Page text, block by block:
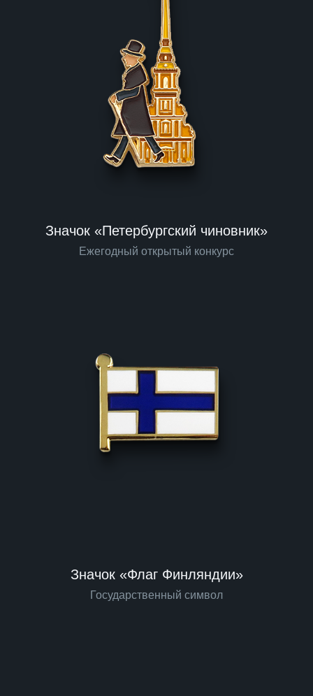
Значок «Петербургский чиновник»
Ежегодный открытый конкурс
Значок «Флаг Финляндии»
Государственный символ